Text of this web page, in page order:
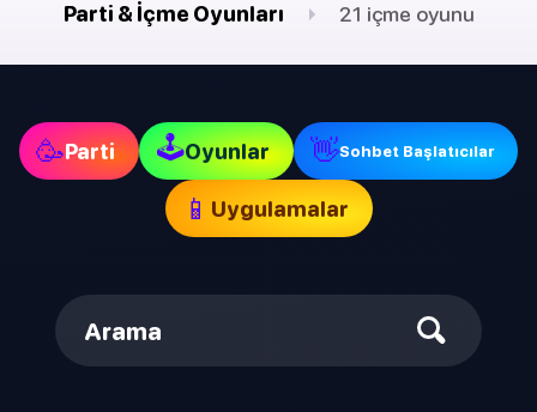
Parti & İçme Oyunları
21 içme oyunu
🥳Parti 🕹Oyunlar 👋Sohbet Başlatıcılar
📱 Uygulamalar
Arama